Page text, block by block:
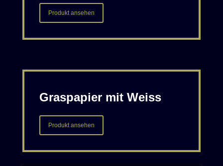
Produkt ansehen
Graspapier mit Weiss
Produkt ansehen